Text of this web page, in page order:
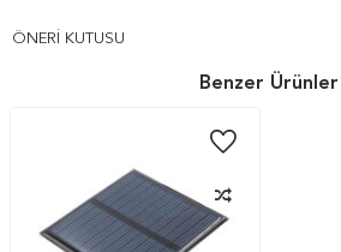
ÖNERI KUTUSU
Benzer Ürünler